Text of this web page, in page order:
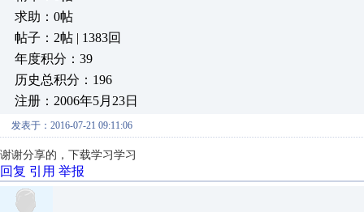
求助：0帖
帖子：2帖 | 1383回
年度积分：39
历史总积分：196
注册：2006年5月23日
发表于：2016-07-21 09:11:06
谢谢分享的，下载学习学习
回复 引用 举报